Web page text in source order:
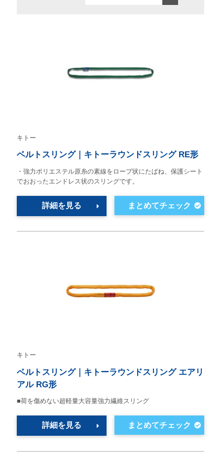
キトー
ベルトスリング｜キトーラウンドスリング RE形
・強力ポリエステル原糸の素線をロープ状にたばね、保護シート
でおおったエンドレス状のスリングです。
詳細を見る
キトー
ベルトスリング｜キトーラウンドスリング エアリ
アル RG形
■荷を傷めない超軽量大容量強力繊維スリング
詳細を見る